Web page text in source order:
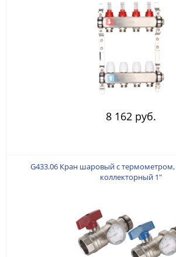
8 162 руб.
G433.06 Кран шаровый с
коллекторный 1"